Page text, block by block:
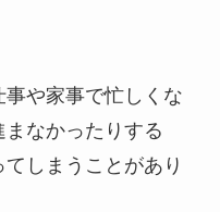
や家事で忙しくな
なかったりする
しまうことがあり